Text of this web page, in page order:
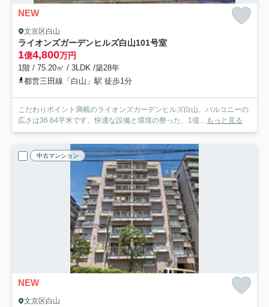
NEW
文京区白山
ライオンズガーデンヒルズ白山101号室
1億4,800万円
1階 / 75.20㎡ / 3LDK /築28年
都営三田線「白山」駅 徒歩1分
こだわりポイント満載のライオンズガーデンヒルズ白山。バルコニーの
広さは36.64平米です。快適な設備と環境の整った、1億... もっと見る
中古マンション
NEW
文京区白山